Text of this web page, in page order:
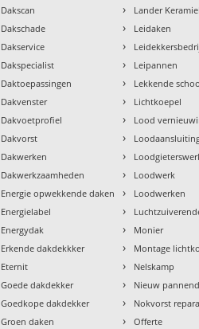
Dakscan
Dakschade
Dakservice
Dakspecialist
Daktoepassingen
Dakvenster
Dakvoetprofiel
Dakvorst
Dakwerken
Dakwerkzaamheden
Energie opwekkende daken
Energielabel
Energydak
Erkende dakdekkker
Eternit
Goede dakdekker
Goedkope dakdekker
Groen daken
› Lander
› Leidaken
›
› Leipannen
› Lekkende
› Lichtkoepel
› Lood
›
›
› Loodwerk
› Loodwerken
›
› Monier
› Montage
› Nelskamp
› Nieuw
› Nokvorst
› Offerte